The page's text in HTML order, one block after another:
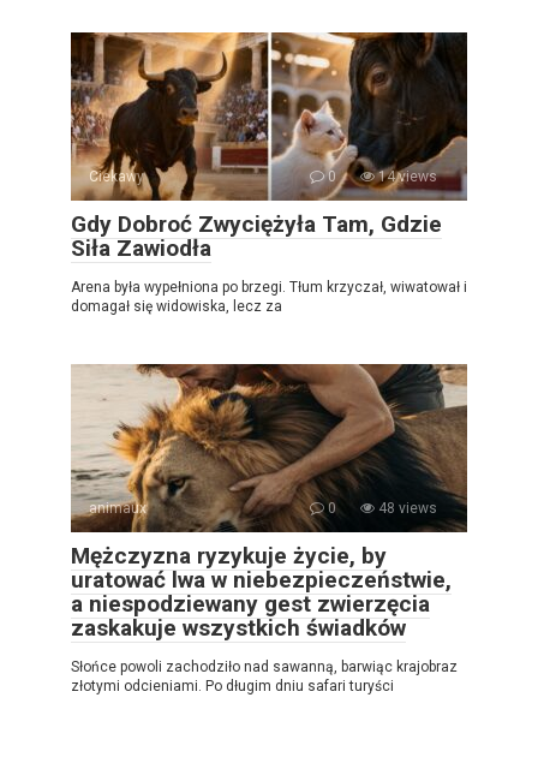
Ciekawy 0 14 views
Gdy Dobroć Zwyciężyła Tam, Gdzie
Siła Zawiodła
Arena była wypełniona po brzegi. Tłum krzyczał, wiwatował i
domagał się widowiska, lecz za
animaux 0 48 views
Mężczyzna ryzykuje życie, by
uratować lwa w niebezpieczeństwie,
a niespodziewany gest zwierzęcia
zaskakuje wszystkich świadków
Słońce powoli zachodziło nad sawanną, barwiąc krajobraz
złotymi odcieniami. Po długim dniu safari turyści